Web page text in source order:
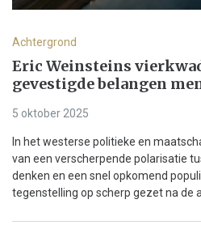
Achtergrond
Eric Weinsteins
gevestigde belangen
5 oktober 2025
In het westerse politieke en
van een verscherpende polarisatie
denken en een snel opkomend
tegenstelling op scherp gezet na de